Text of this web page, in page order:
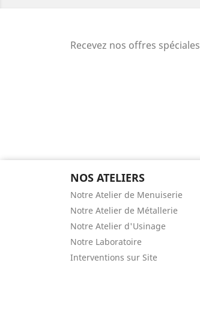
Recevez nos offres spéciales
NOS ATELIERS
Notre Atelier de Menuiserie
Notre Atelier de Métallerie
Notre Atelier d'Usinage
Notre Laboratoire
Interventions sur Site